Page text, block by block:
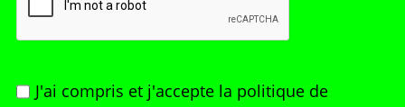
J'ai compris et j'accepte la politique de